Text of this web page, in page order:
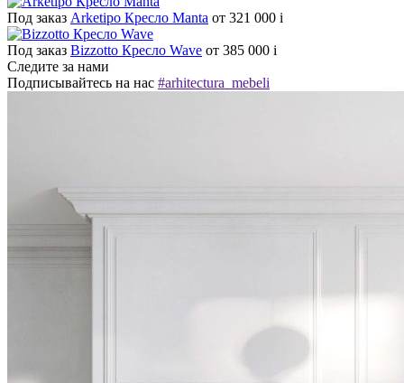
Под заказ Arketipo Кресло Manta от 321 000 i
Под заказ Bizzotto Кресло Wave от 385 000 i
Следите за нами
Подписывайтесь на нас #arhitectura_mebeli